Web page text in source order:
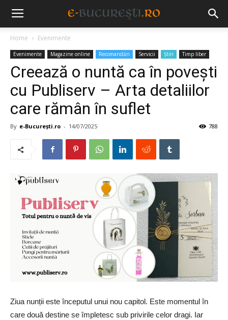
Home Evenimente
Evenimente Magazine online Recomandări Servicii Știri Timp liber
Creează o nuntă ca în poveşti
cu Publiserv – Arta detaliilor
care rămân în suflet
By e-București.ro - 14/07/2025 788
Ziua nunții este începutul unui nou capitol. Este momentul în
care două destine se împletesc sub privirile celor dragi. Iar